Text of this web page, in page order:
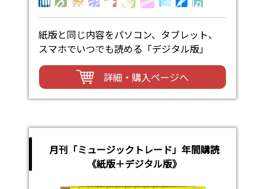
紙版と同じ内容をパソコン、タブレット、
スマホでいつでも読める「デジタル版」
詳細・購入ページへ
月刊「ミュージックトレード」年間購読
《紙版＋デジタル版》